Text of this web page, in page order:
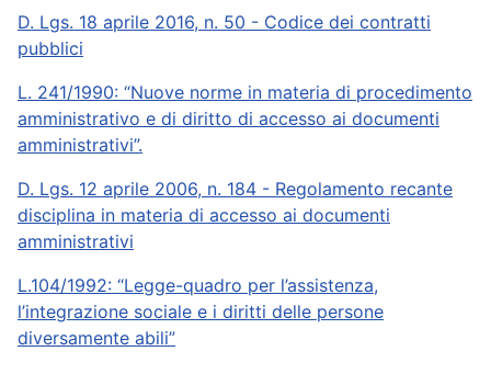
D. Lgs. 18 aprile 2016, n. 50 - Codice dei contratti
pubblici
L. 241/1990: “Nuove norme in materia di procedimento
amministrativo e di diritto di accesso ai documenti
amministrativi”.
D. Lgs. 12 aprile 2006, n. 184 - Regolamento recante
disciplina in materia di accesso ai documenti
amministrativi
L.104/1992: “Legge-quadro per l’assistenza,
l’integrazione sociale e i diritti delle persone
diversamente abili”